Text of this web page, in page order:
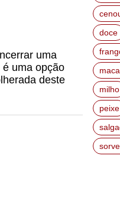
uma
uma opção
deste
doce
milho
peixe